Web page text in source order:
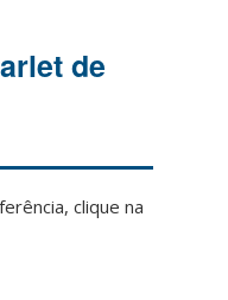
de
clique na